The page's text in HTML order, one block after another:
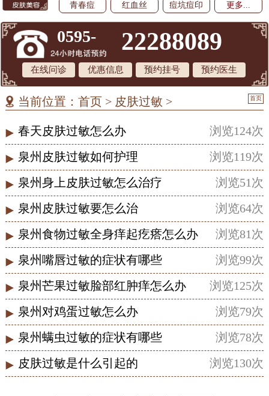
青春痘 红血丝 痘坑痘印 更多...
0595- 22288089
在线问诊 优惠信息 预约挂号 预约医生
当前位置： 首页> 皮肤过敏 > 首页
春天皮肤过敏怎么办 浏览124次
泉州皮肤过敏如何护理 浏览119次
泉州身上皮肤过敏怎么治疗 浏览51次
泉州皮肤过敏要怎么治 浏览64次
泉州食物过敏全身痒起疙瘩怎么办 浏览81次
泉州嘴唇过敏的症状有哪些 浏览99次
泉州芒果过敏脸部红肿痒怎么办 浏览125次
泉州对鸡蛋过敏怎么办 浏览79次
泉州螨虫过敏的症状有哪些 浏览78次
皮肤过敏是什么引起的 浏览130次